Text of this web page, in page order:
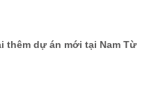
thêm dự án mới tại Nam Từ